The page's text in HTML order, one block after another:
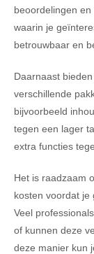
beoordelingen
waarin je
betrouwbaar en
Daarnaast
verschillende
bijvoorbeeld
tegen een lager
extra functies
Het is raadzaam
kosten voordat je
Veel
of kunnen deze
deze manier kun